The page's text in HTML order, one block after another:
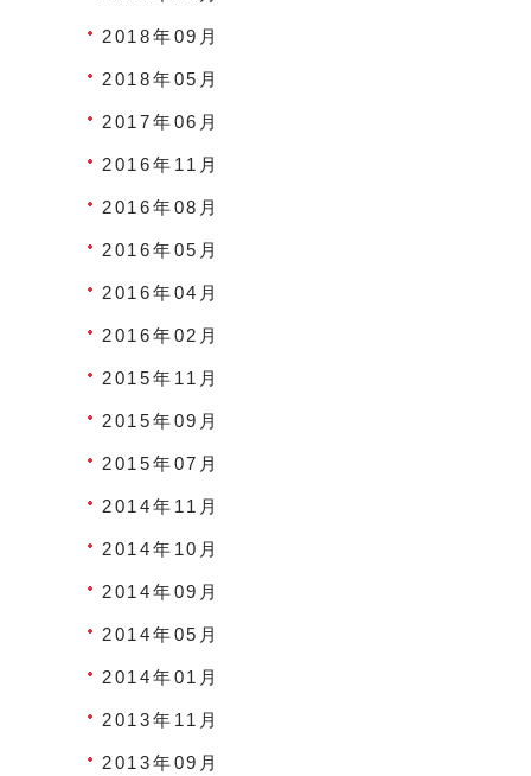
2018年09月
2018年05月
2017年06月
2016年11月
2016年08月
2016年05月
2016年04月
2016年02月
2015年11月
2015年09月
2015年07月
2014年11月
2014年10月
2014年09月
2014年05月
2014年01月
2013年11月
2013年09月